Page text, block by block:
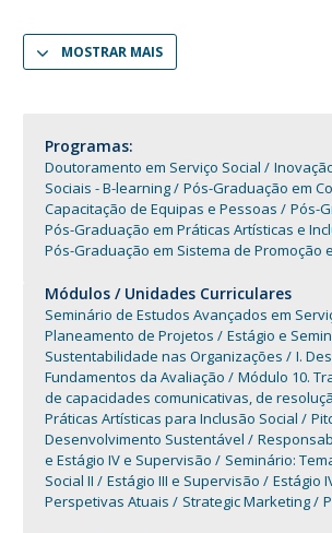
MYFCH Doutoramentos
Family andMOSTRAR MAIS
Programas:
Doutoramento em Serviço Social
Sociais - B-learning
Pós-Graduação em
Capacitação de Equipas e Pessoas
Pós-
Pós-Graduação em Práticas Artísticas e
Pós-Graduação em Sistema de Promoção
Módulos / Unidades Curriculares
Seminário de Estudos Avançados em
Planeamento de Projetos
Estágio e
Sustentabilidade nas Organizações
I.
Fundamentos da Avaliação
Módulo 10.
de capacidades comunicativas, de
Práticas Artísticas para Inclusão Social
Desenvolvimento Sustentável
e Estágio IV e Supervisão
Seminário:
Social II
Estágio III e Supervisão Estágio
Perspetivas Atuais
Strategic Marketing